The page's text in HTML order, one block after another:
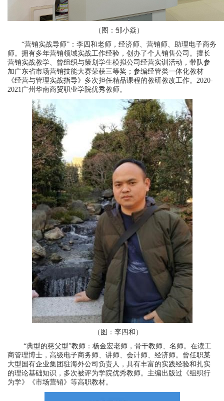
（图：邹小焱）
“营销实战导师”：李四和老师，经济师、营销师、助理电子商务
师。拥有多年营销领域实战工作经验，创办了个人销售公司。擅长
营销实战教学、曾组织与策划学生模拟公司经营实训活动，带队参
加广东省市场营销技能大赛荣获三等奖；参编经管类一体化教材
《经营与管理实战指导》多次担任精品课程的教研教改工作。2020-
2021广州华南商贸职业学院优秀教师。
（图：李四和）
“典型的慈父型”教师：杨金宏老师，骨干教师、名师。在读工
商管理博士，高级电子商务师、讲师、会计师、经济师。曾任职某
大型国有企业集团驻海外公司负责人，具有丰富的实践经验和扎实
的理论基础知识，多次被评为学院优秀教师。主编出版过《组织行
为学》《市场营销》等高职教材。